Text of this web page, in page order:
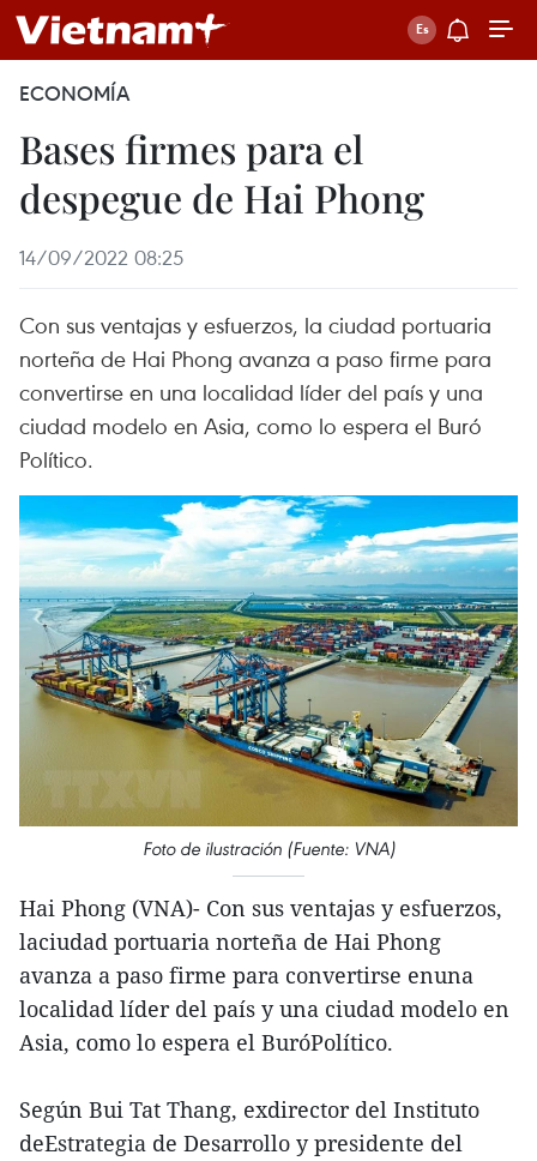
ECONOMÍA
Bases firmes para el
despegue de Hai Phong
14/09/2022 08:25
Con sus ventajas y esfuerzos, la ciudad portuaria
norteña de Hai Phong avanza a paso firme para
convertirse en una localidad líder del país y una
ciudad modelo en Asia, como lo espera el Buró
Político.
Foto de ilustración (Fuente: VNA)
Hai Phong (VNA)- Con sus ventajas y esfuerzos,
laciudad portuaria norteña de Hai Phong
avanza a paso firme para convertirse enuna
localidad líder del país y una ciudad modelo en
Asia, como lo espera el BuróPolítico.
Según Bui Tat Thang, exdirector del Instituto
deEstrategia de Desarrollo y presidente del